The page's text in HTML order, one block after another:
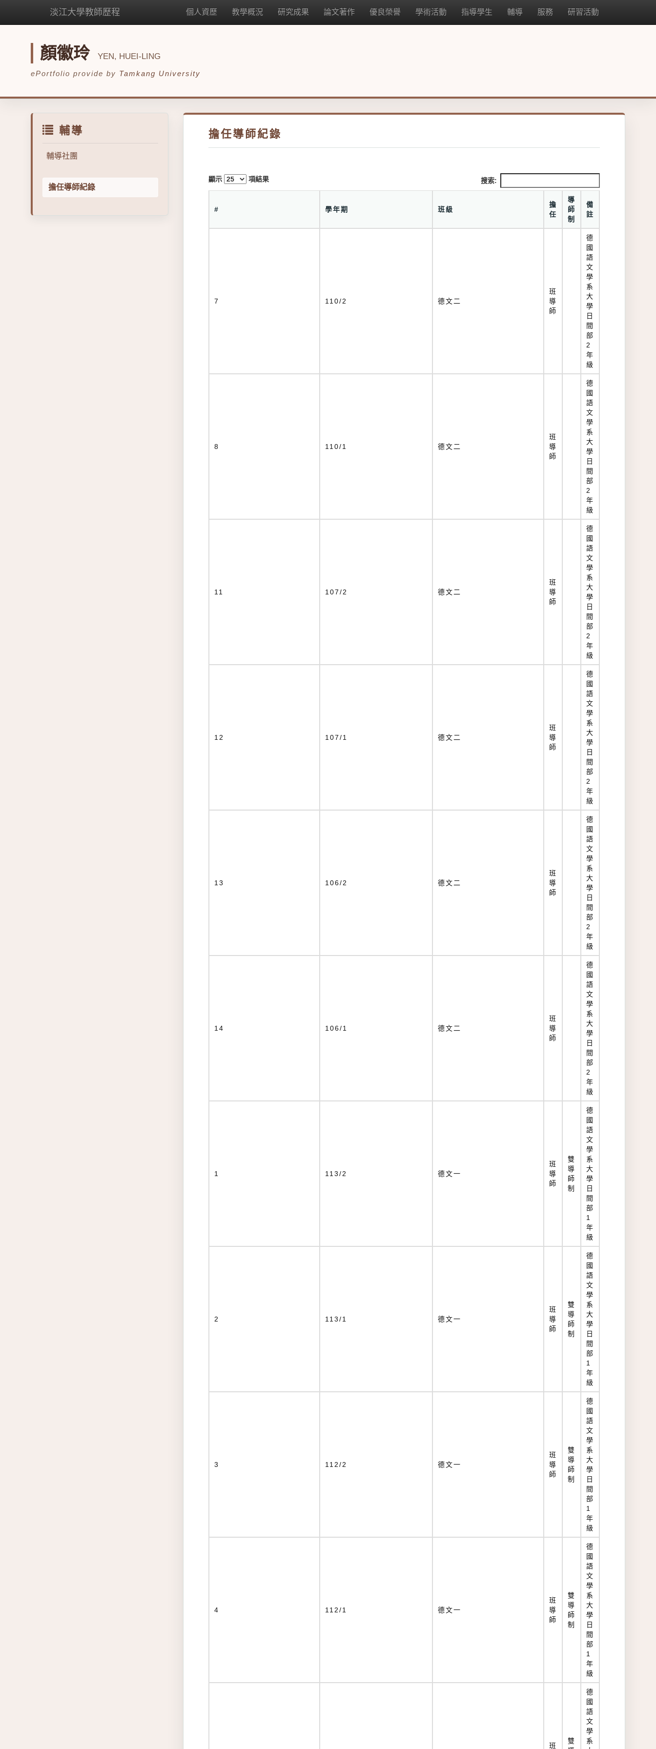
淡江大學教師歷程 個人資歷 教學概況 研究成果 論文著作 優良榮譽 學術活動 指導學生 輔導 服務 研習活動
顏徽玲 YEN, HUEI-LING
ePortfolio provide by Tamkang University
輔導
輔導社團
擔任導師紀錄
擔任導師紀錄
顯示 項結果 搜索:
# 學年期 班級
擔
任
導
師
制
備
註
7 110/2 德文二
班
導
師
德
國
語
文
學
系
大
學
日
間
部
2
年
級
8 110/1 德文二
班
導
師
德
國
語
文
學
系
大
學
日
間
部
2
年
級
11 107/2 德文二
班
導
師
德
國
語
文
學
系
大
學
日
間
部
2
年
級
12 107/1 德文二
班
導
師
德
國
語
文
學
系
大
學
日
間
部
2
年
級
13 106/2 德文二
班
導
師
德
國
語
文
學
系
大
學
日
間
部
2
年
級
14 106/1 德文二
班
導
師
德
國
語
文
學
系
大
學
日
間
部
2
年
級
1 113/2 德文一
班
導
師
雙
導
師
制
德
國
語
文
學
系
大
學
日
間
部
1
年
級
2 113/1 德文一
班
導
師
雙
導
師
制
德
國
語
文
學
系
大
學
日
間
部
1
年
級
3 112/2 德文一
班
導
師
雙
導
師
制
德
國
語
文
學
系
大
學
日
間
部
1
年
級
4 112/1 德文一
班
導
師
雙
導
師
制
德
國
語
文
學
系
大
學
日
間
部
1
年
級
班
雙
德
國
語
文
學
系